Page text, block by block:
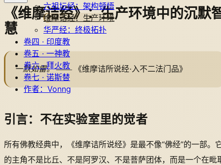
六祖坛经：架构顿悟
维摩诘经：生产环境
华严经：终极拓扑
卷四 · 印度教
卷五 · 一神教
卷六 · 拜火教
卷七 · 诺斯替
作者：Vonng
《维摩诘经》：生产环境中的沉默
慧
一默如雷。—— 《维摩诘所说经·入不二法门品》
引言：不在实验室里的觉者
所有佛教经典中，《维摩诘所说经》是最不像“佛经”的一部。
的主角不是比丘、不是阿罗汉、不是菩萨团体，而是一个在毗